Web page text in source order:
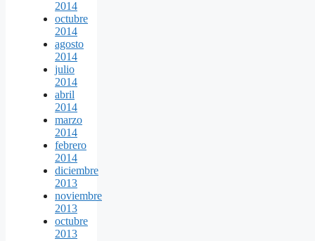
2014
octubre
2014
agosto
2014
julio
2014
abril
2014
marzo
2014
febrero
2014
diciembre
2013
noviembre
2013
octubre
2013